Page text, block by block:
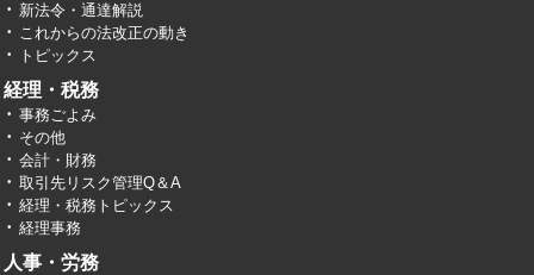
新法令・通達解説
これからの法改正の動き
トピックス
経理・税務
事務ごよみ
その他
会計・財務
取引先リスク管理Q＆A
経理・税務トピックス
経理事務
人事・労務